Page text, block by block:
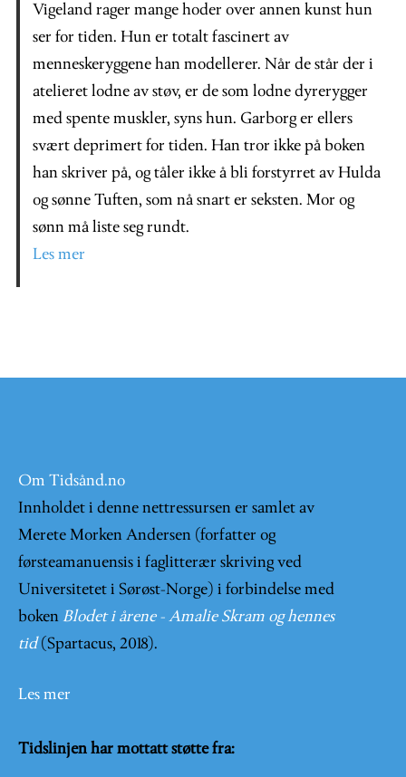
Vigeland rager mange hoder over annen kunst hun
ser for tiden. Hun er totalt fascinert av
menneskeryggene han modellerer. Når de står der i
atelieret lodne av støv, er de som lodne dyrerygger
med spente muskler, syns hun. Garborg er ellers
svært deprimert for tiden. Han tror ikke på boken
han skriver på, og tåler ikke å bli forstyrret av Hulda
og sønne Tuften, som nå snart er seksten. Mor og
sønn må liste seg rundt.
Les mer
Om Tidsånd.no
Innholdet i denne nettressursen er samlet av
Merete Morken Andersen (forfatter og
førsteamanuensis i faglitterær skriving ved
Universitetet i Sørøst-Norge) i forbindelse med
boken Blodet i årene - Amalie Skram og hennes
tid (Spartacus, 2018).
Les mer
Tidslinjen har mottatt støtte fra: